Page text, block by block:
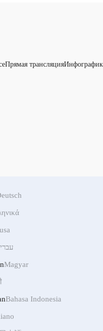
Прямая трансляция
Magyar
Bahasa Indonesia